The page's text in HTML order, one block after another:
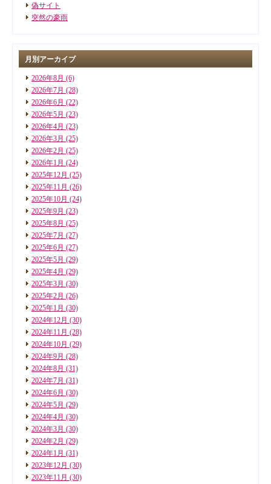
偽サイト
突然の豪雨
月別アーカイブ
2026年8月 (6)
2026年7月 (28)
2026年6月 (22)
2026年5月 (23)
2026年4月 (23)
2026年3月 (25)
2026年2月 (25)
2026年1月 (24)
2025年12月 (25)
2025年11月 (26)
2025年10月 (24)
2025年9月 (23)
2025年8月 (25)
2025年7月 (27)
2025年6月 (27)
2025年5月 (29)
2025年4月 (29)
2025年3月 (30)
2025年2月 (26)
2025年1月 (30)
2024年12月 (30)
2024年11月 (28)
2024年10月 (29)
2024年9月 (28)
2024年8月 (31)
2024年7月 (31)
2024年6月 (30)
2024年5月 (29)
2024年4月 (30)
2024年3月 (30)
2024年2月 (29)
2024年1月 (31)
2023年12月 (30)
2023年11月 (30)